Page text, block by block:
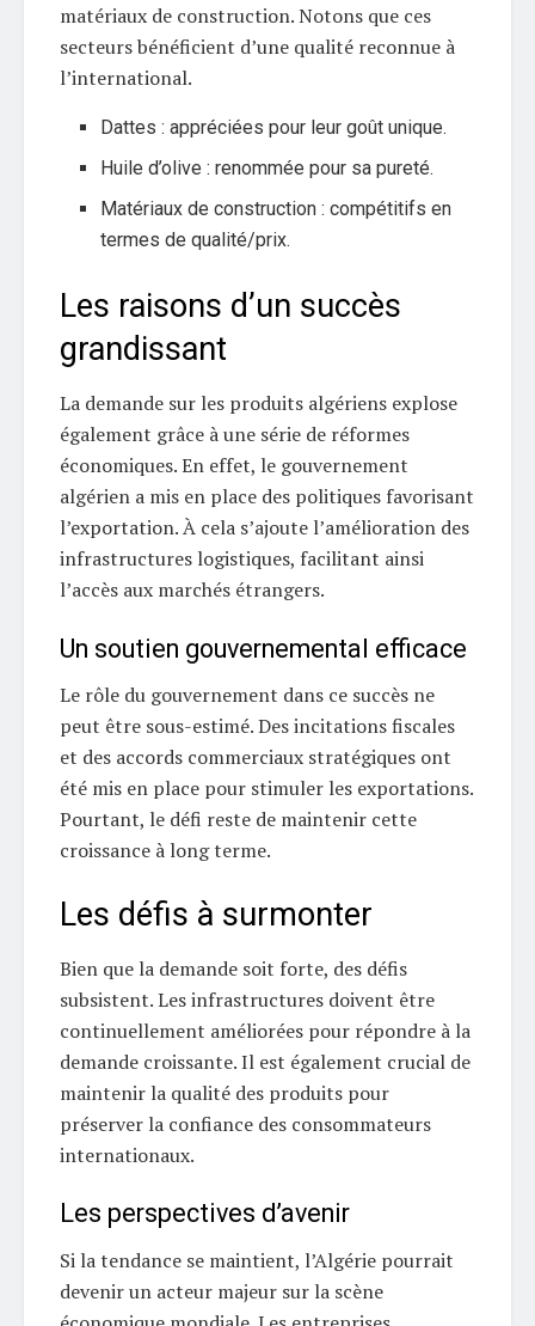
matériaux de construction. Notons que ces
secteurs bénéficient d’une qualité reconnue à
l’international.
Dattes : appréciées pour leur goût unique.
Huile d’olive : renommée pour sa pureté.
Matériaux de construction : compétitifs en
termes de qualité/prix.
Les raisons d’un succès
grandissant
La demande sur les produits algériens explose
également grâce à une série de réformes
économiques. En effet, le gouvernement
algérien a mis en place des politiques favorisant
l’exportation. À cela s’ajoute l’amélioration des
infrastructures logistiques, facilitant ainsi
l’accès aux marchés étrangers.
Un soutien gouvernemental efficace
Le rôle du gouvernement dans ce succès ne
peut être sous-estimé. Des incitations fiscales
et des accords commerciaux stratégiques ont
été mis en place pour stimuler les exportations.
Pourtant, le défi reste de maintenir cette
croissance à long terme.
Les défis à surmonter
Bien que la demande soit forte, des défis
subsistent. Les infrastructures doivent être
continuellement améliorées pour répondre à la
demande croissante. Il est également crucial de
maintenir la qualité des produits pour
préserver la confiance des consommateurs
internationaux.
Les perspectives d’avenir
Si la tendance se maintient, l’Algérie pourrait
devenir un acteur majeur sur la scène